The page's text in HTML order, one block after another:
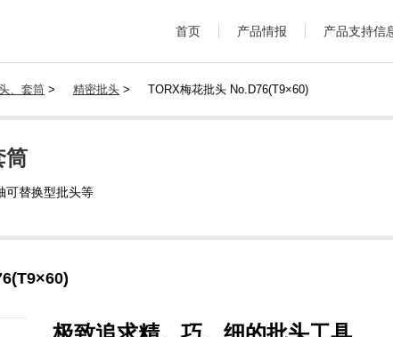
首页 产品情报 产品支持信
、套筒 > 精密批头 > TORX梅花批头 No.D76(T9×60)
筒
可替换型批头等